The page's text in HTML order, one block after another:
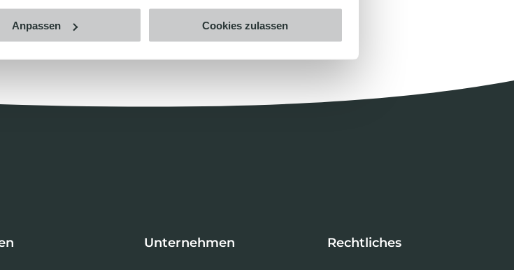
Anpassen Cookies zulassen
Unternehmen Rechtliches